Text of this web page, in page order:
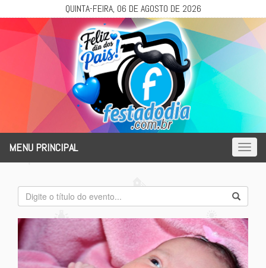
QUINTA-FEIRA, 06 DE AGOSTO DE 2026
Toggle
MENU PRINCIPAL